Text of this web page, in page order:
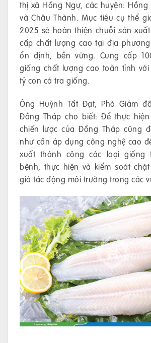
thị xã Hồng Ngự, các huyện: Hồng
và Châu Thành. Mục tiêu cụ thể
2025 sẽ hoàn thiện chuỗi sản
cấp chất lượng cao tại địa
ổn định, bền vững. Cung cấp
giống chất lượng cao toàn tỉnh
tỷ con cá tra giống.
Ông Huỳnh Tất Đạt, Phó Giám
Đồng Tháp cho biết: Để thực
chiến lược của Đồng Tháp cũng
như cần áp dụng công nghệ cao
xuất thành công các loại giống
bệnh, thực hiện và kiểm soát
giá tác động môi trường trong các